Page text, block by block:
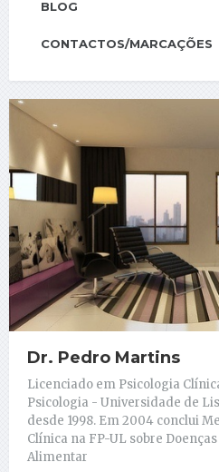
BLOG
CONTACTOS/MARCAÇÕES
Dr. Pedro Martins
Licenciado em Psicologia
Psicologia - Universidade de
desde 1998. Em 2004 conclui
Clínica na FP-UL sobre
Alimentar